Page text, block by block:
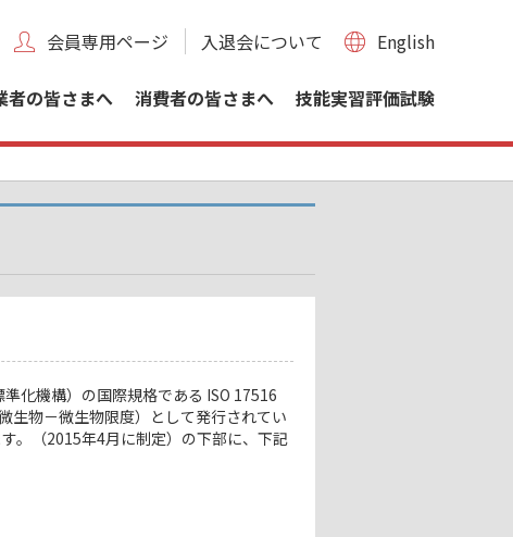
会員専用ページ 入退会について English
者の皆さまへ 消費者の皆さまへ 技能実習評価試験
化機構）の国際規格である ISO 17516
物－微生物限度）として発行されてい
。（2015年4月に制定）の下部に、下記